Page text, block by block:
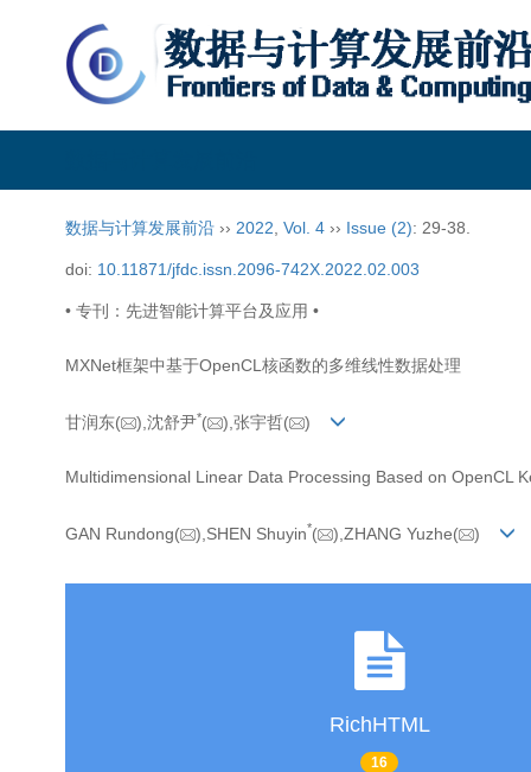
数据与计算发展前沿 ›› 2022 Vol. 4 ›› Issue (2): 29-38.
doi: 10.11871/jfdc.issn.2096-742X.2022.02.003
• 专刊：先进智能计算平台及应用 •
MXNet框架中基于OpenCL核函数的多维线性数据处理
甘润东( ),沈舒尹*( ),张宇哲( )
Multidimensional Linear Data Processing Based on OpenCL
GAN Rundong( ),SHEN Shuyin*( ),ZHANG Yuzhe( )
RichHTML
16